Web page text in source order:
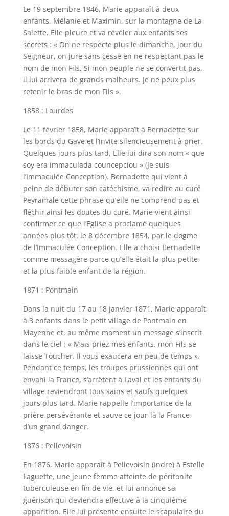
Le 19 septembre 1846, Marie apparaît à deux
enfants, Mélanie et Maximin, sur la montagne de La
Salette. Elle pleure et va révéler aux enfants ses
secrets : « On ne respecte plus le dimanche, jour du
Seigneur, on jure sans cesse en ne respectant pas le
nom de mon Fils. Si mon peuple ne se convertit pas,
il lui arrivera de grands malheurs. Je ne peux plus
retenir le bras de mon Fils ».
1858 : Lourdes
Le 11 février 1858, Marie apparaît à Bernadette sur
les bords du Gave et l’invite silencieusement à prier.
Quelques jours plus tard, Elle lui dira son nom « que
soy era immaculada councepciou » (Je suis
l’Immaculée Conception). Bernadette qui vient à
peine de débuter son catéchisme, va redire au curé
Peyramale cette phrase qu’elle ne comprend pas et
fléchir ainsi les doutes du curé. Marie vient ainsi
confirmer ce que l’Eglise a proclamé quelques
années plus tôt, le 8 décembre 1854, par le dogme
de l’Immaculée Conception. Elle a choisi Bernadette
comme messagère parce qu’elle était la plus petite
et la plus faible enfant de la région.
1871 : Pontmain
Dans la nuit du 17 au 18 janvier 1871, Marie apparaît
à 3 enfants dans le petit village de Pontmain en
Mayenne et, au même moment un message s’inscrit
dans le ciel : « Mais priez mes enfants, mon Fils se
laisse Toucher. Il vous exaucera en peu de temps ».
Pendant ce temps, les troupes prussiennes qui ont
envahi la France, s’arrêtent à Laval et les enfants du
village reviendront tous sains et saufs quelques
jours plus tard. Marie rappelle l’importance de la
prière persévérante et sauve ce jour-là la France
d’un grand danger.
1876 : Pellevoisin
En 1876, Marie apparaît à Pellevoisin (Indre) à Estelle
Faguette, une jeune femme atteinte de péritonite
tuberculeuse en fin de vie, et lui annonce sa
guérison qui deviendra effective à la cinquième
apparition. Elle lui présente ensuite le scapulaire du